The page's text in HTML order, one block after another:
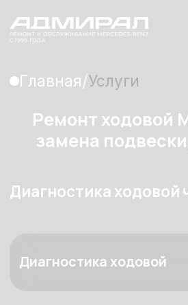
Ремонт ходовой Мерседес |
Диагностика ходовой части
Диагностика ходовой 1 400 ₽